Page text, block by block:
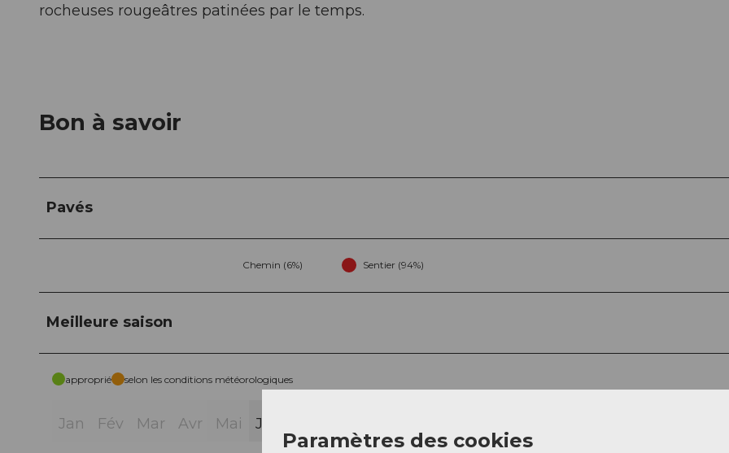
rocheuses rougeâtres patinées par le temps.
Bon à savoir
Pavés
Chemin (6%) Sentier (94%)
Meilleure saison
approprié selon les conditions météorologiques
Jan Fév Mar Avr Mai Jui
Paramètres des cookies